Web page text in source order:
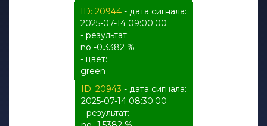
ID: 20944 - дата сигнала:
2025-07-14 09:00:00
- результат:
no -0.3382 %
- цвет:
green
ID: 20943 - дата сигнала:
2025-07-14 08:30:00
- результат: